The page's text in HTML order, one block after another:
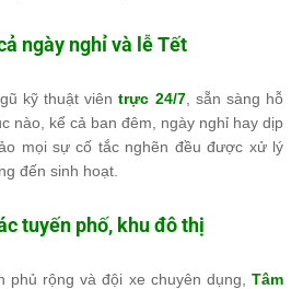
ngày nghỉ và lễ Tết
kỹ thuật viêntrực 24/7, sẵn sàng hỗ
nào, kể cả ban đêm, ngày nghỉ hay dịp
mọi sự cố tắc nghẽn đều được xử lý
đến sinh hoạt.
tuyến phố, khu đô thị
phủ rộng và đội xe chuyên dụng, Tâm